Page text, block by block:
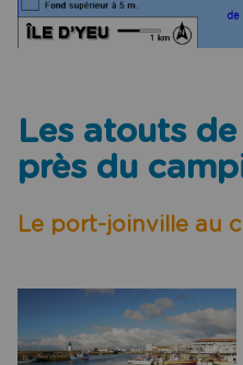
Les atouts de
près du
Le port-joinville au